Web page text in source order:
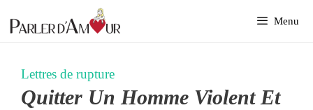
au
Menu
Lettres de rupture
Quitter Un Homme Violent Et